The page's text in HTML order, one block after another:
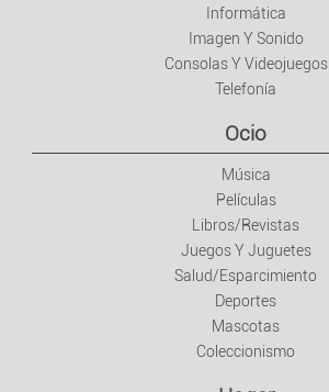
Salud/Esparcimiento
Informática
Imagen Y Sonido
Consolas Y Videojuegos
Telefonía
Ocio
Música
Películas
Libros/Revistas
Juegos Y Juguetes
Salud/Esparcimiento
Deportes
Mascotas
Coleccionismo